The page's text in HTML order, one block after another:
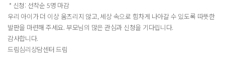
* 신청: 선착순 5명 마감
우리 아이가 더 이상 움츠리지 않고, 세상 속으로 힘차게 나아갈 수 있도록 따뜻한
발판을 마련해 주세요. 부모님의 많은 관심과 신청을 기다립니다.
감사합니다.
드림심리상담센터 드림